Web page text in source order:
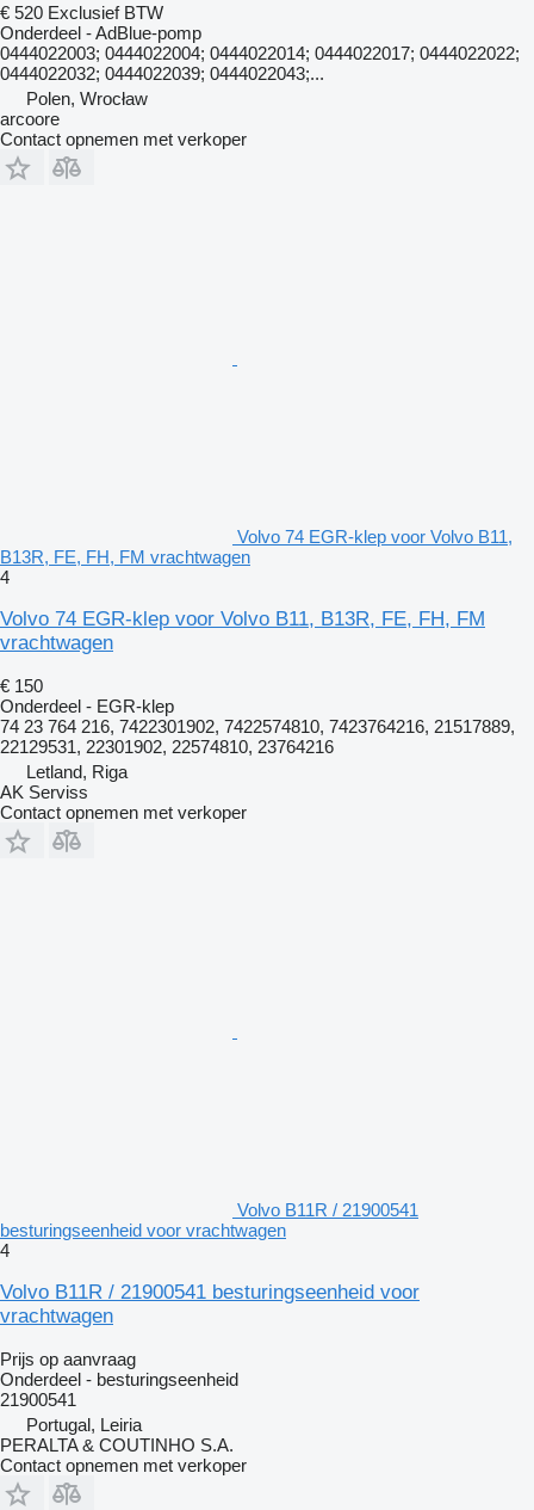
€ 520 Exclusief BTW
Onderdeel - AdBlue-pomp
0444022003; 0444022004; 0444022014; 0444022017; 0444022022;
0444022032; 0444022039; 0444022043;...
Polen, Wrocław
arcoore
Contact opnemen met verkoper
Volvo 74 EGR-klep voor Volvo B11,
B13R, FE, FH, FM vrachtwagen
4
Volvo 74 EGR-klep voor Volvo B11, B13R, FE, FH, FM
vrachtwagen
€ 150
Onderdeel - EGR-klep
74 23 764 216, 7422301902, 7422574810, 7423764216, 21517889,
22129531, 22301902, 22574810, 23764216
Letland, Riga
AK Serviss
Contact opnemen met verkoper
Volvo B11R / 21900541
besturingseenheid voor vrachtwagen
4
Volvo B11R / 21900541 besturingseenheid voor
vrachtwagen
Prijs op aanvraag
Onderdeel - besturingseenheid
21900541
Portugal, Leiria
PERALTA & COUTINHO S.A.
Contact opnemen met verkoper